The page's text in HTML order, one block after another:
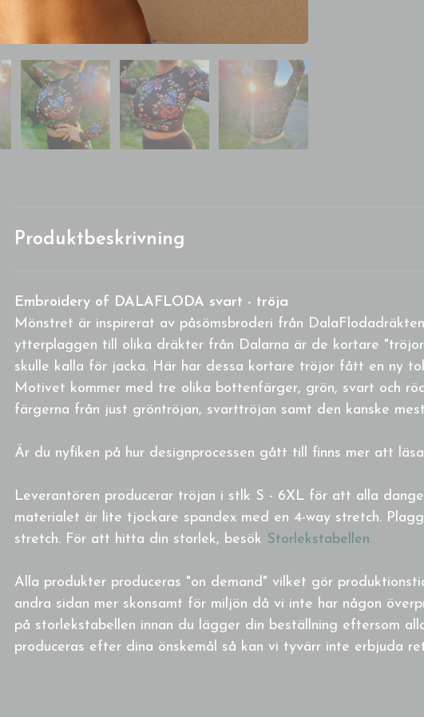
Produktbeskrivning
Embroidery of DALAFLODA svart - tröja
Mönstret är inspirerat av påsömsbroderi från
ytterplaggen till olika dräkter från Dalarna är de kortare
skulle kalla för jacka. Här har dessa kortare tröjor fått en ny
Motivet kommer med tre olika bottenfärger, grön, svart och
färgerna från just gröntröjan, svarttröjan samt den kanske
Är du nyfiken på hur designprocessen gått till finns mer att läsa
Leverantören producerar tröjan i stlk S - 6XL för att alla
materialet är lite tjockare spandex med en 4-way stretch.
stretch. För att hitta din storlek, besök Storlekstabellen.
Alla produkter produceras "on demand" vilket gör
andra sidan mer skonsamt för miljön då vi inte har någon
på storlekstabellen innan du lägger din beställning eftersom
produceras efter dina önskemål så kan vi tyvärr inte erbjuda